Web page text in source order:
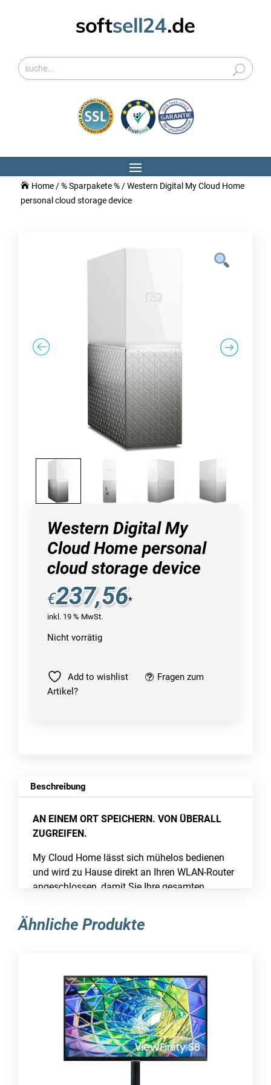
Home/% Sparpakete %/ Western Digital My Cloud Home
personal cloud storage device
Western Digital My
Cloud Home personal
cloud storage device
€237,56*
inkl. 19 % MwSt.
Nicht vorrätig
Add to wishlist
Fragen zum
Artikel?
Beschreibung
AN EINEM ORT SPEICHERN. VON ÜBERALL
ZUGREIFEN.
My Cloud Home lässt sich mühelos bedienen
und wird zu Hause direkt an Ihren WLAN-Router
angeschlossen, damit Sie Ihre gesamten
speichern können. Legen Sie automatisch
Backups der Fotos und Videos von Ihrem
Computer und Cloud-Konten bequem über das
Netzwerk.
Ein zentraler Speicherort für alles
Speichern und organisieren Sie die Fotos,
Videos, Musiktitel und Dateien all Ihrer Geräte
an einem zentralen Ort.
Ähnliche Produkte